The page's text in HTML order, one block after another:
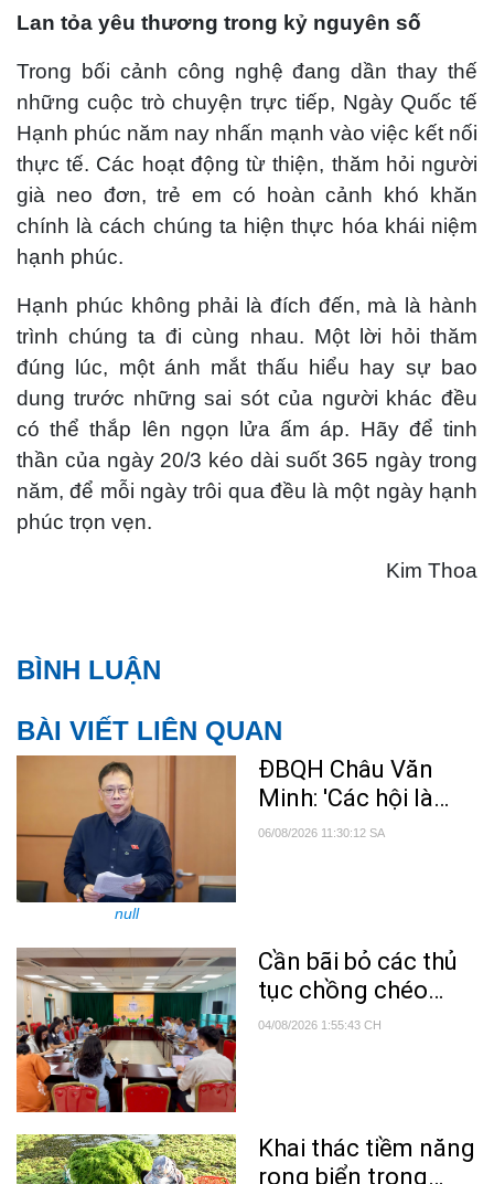
Lan tỏa yêu thương trong kỷ nguyên số
Trong bối cảnh công nghệ đang dần thay thế
những cuộc trò chuyện trực tiếp, Ngày Quốc tế
Hạnh phúc năm nay nhấn mạnh vào việc kết nối
thực tế. Các hoạt động từ thiện, thăm hỏi người
già neo đơn, trẻ em có hoàn cảnh khó khăn
chính là cách chúng ta hiện thực hóa khái niệm
hạnh phúc.
Hạnh phúc không phải là đích đến, mà là hành
trình chúng ta đi cùng nhau. Một lời hỏi thăm
đúng lúc, một ánh mắt thấu hiểu hay sự bao
dung trước những sai sót của người khác đều
có thể thắp lên ngọn lửa ấm áp. Hãy để tinh
thần của ngày 20/3 kéo dài suốt 365 ngày trong
năm, để mỗi ngày trôi qua đều là một ngày hạnh
phúc trọn vẹn.
Kim Thoa
BÌNH LUẬN
BÀI VIẾT LIÊN QUAN
null
ĐBQH Châu Văn
Minh: 'Các hội là
nguồn lực quan
06/08/2026 11:30:12 SA
Cần bãi bỏ các thủ
tục chồng chéo
trong lĩnh vực nông
04/08/2026 1:55:43 CH
Khai thác tiềm năng
rong biển trong